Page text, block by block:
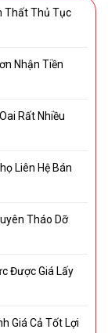
Thất Thủ Tục
Nhận Tiền
Rất Nhiều
Liên Hệ Bán
Tháo Dỡ
Được Giá Lấy
Giá Cả Tốt Lợi